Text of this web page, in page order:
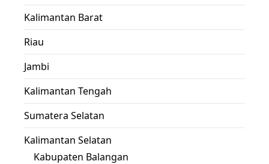
Kalimantan Barat
Riau
Jambi
Kalimantan Tengah
Sumatera Selatan
Kalimantan Selatan
Kabupaten Balangan